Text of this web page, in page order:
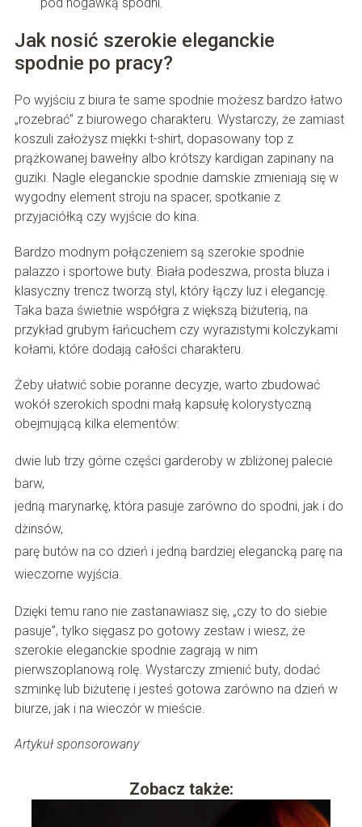
Jak nosić szerokie eleganckie
spodnie po pracy?
Po wyjściu z biura te same spodnie możesz bardzo łatwo
„rozebrać” z biurowego charakteru. Wystarczy, że zamiast
koszuli założysz miękki t-shirt, dopasowany top z
prążkowanej bawełny albo krótszy kardigan zapinany na
guziki. Nagle eleganckie spodnie damskie zmieniają się w
wygodny element stroju na spacer, spotkanie z
przyjaciółką czy wyjście do kina.
Bardzo modnym połączeniem są szerokie spodnie
palazzo i sportowe buty. Biała podeszwa, prosta bluza i
klasyczny trencz tworzą styl, który łączy luz i elegancję.
Taka baza świetnie współgra z większą biżuterią, na
przykład grubym łańcuchem czy wyrazistymi kolczykami
kołami, które dodają całości charakteru.
Żeby ułatwić sobie poranne decyzje, warto zbudować
wokół szerokich spodni małą kapsułę kolorystyczną
obejmującą kilka elementów:
dwie lub trzy górne części garderoby w zbliżonej palecie
barw,
jedną marynarkę, która pasuje zarówno do spodni, jak i do
dżinsów,
parę butów na co dzień i jedną bardziej elegancką parę na
wieczorne wyjścia.
Dzięki temu rano nie zastanawiasz się, „czy to do siebie
pasuje”, tylko sięgasz po gotowy zestaw i wiesz, że
szerokie eleganckie spodnie zagrają w nim
pierwszoplanową rolę. Wystarczy zmienić buty, dodać
szminkę lub biżuterię i jesteś gotowa zarówno na dzień w
biurze, jak i na wieczór w mieście.
Artykuł sponsorowany
Zobacz także: